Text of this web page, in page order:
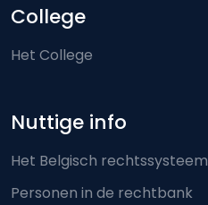
College
Het College
Nuttige info
Het Belgisch rechtssysteem
Personen in de rechtbank